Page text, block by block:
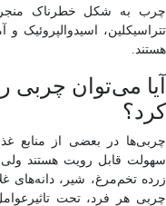
چرب به شکل خطرناک
تتراسیکلین، اسیدوالپروئیک
هستند.
آیا می‌توان چربی
کرد؟
چربی‌ها در بعضی از منابع
زرده تخم‌مرغ، شیر، دانه‌های
چربی هر فرد، تحت